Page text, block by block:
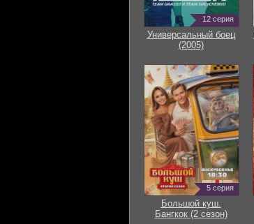
12 серия
Универсальный боец
(2005)
5 серия
Большой куш.
Бангкок (2 сезон)